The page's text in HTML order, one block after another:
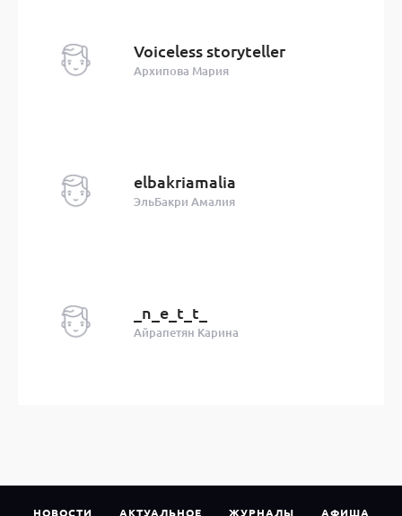
Voiceless storyteller
Архипова Мария
elbakriamalia
ЭльБакри Амалия
_n_e_t_t_
Айрапетян Карина
НОВОСТИ АКТУАЛЬНОЕ ЖУРНАЛЫ
АФИША